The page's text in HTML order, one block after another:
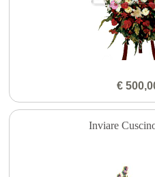
€
Inviare